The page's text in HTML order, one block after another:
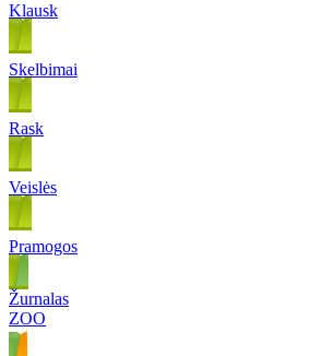
Klausk
Skelbimai
Rask
Veislės
Pramogos
Žurnalas
ZOO